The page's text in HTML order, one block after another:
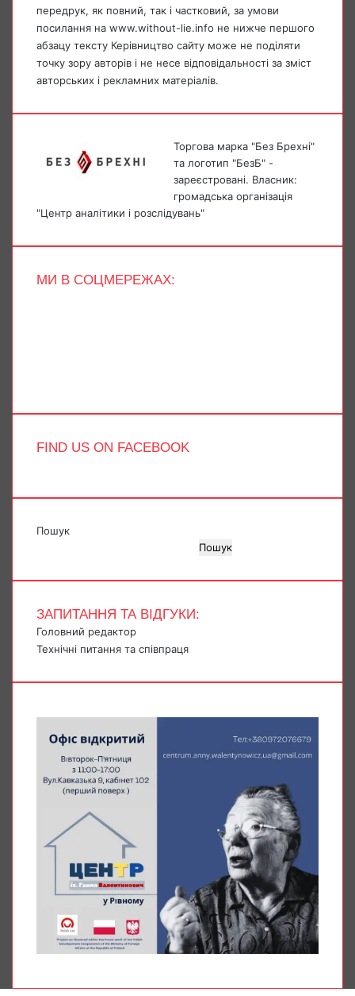
передрук, як повний, так і частковий, за умови
посилання на www.without-lie.info не нижче першого
абзацу тексту Керівництво сайту може не поділяти
точку зору авторів і не несе відповідальності за зміст
авторських і рекламних матеріалів.
Торгова марка "Без Брехні"
та логотип "БезБ" -
зареєстровані. Власник:
громадська організація
"Центр аналітики і розслідувань"
МИ В СОЦМЕРЕЖАХ:
FIND US ON FACEBOOK
Пошук
Пошук
ЗАПИТАННЯ ТА ВІДГУКИ:
Головний редактор
Технічні питання та співпраця